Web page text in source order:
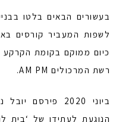
בעשורים הבאים בלטו
לשפות המעביר קורסים
כיום ממוקם בקומת
רשת המרכולים AM PM.
ביוני 2020
הנוגעת לעתידו של ‘בית